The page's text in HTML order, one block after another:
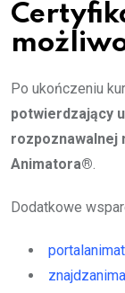
Po ukończeniu
potwierdzający
rozpoznawalnej
Animatora®.
Dodatkowe